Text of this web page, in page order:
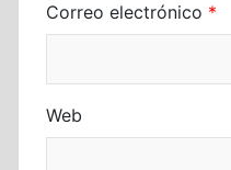
Correo electrónico *
Web